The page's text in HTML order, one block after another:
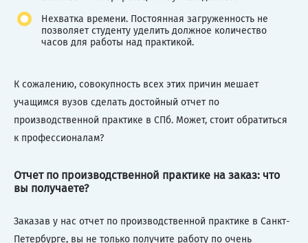
Нехватка времени. Постоянная загруженность не
позволяет студенту уделить должное количество
часов для работы над практикой.
К сожалению, совокупность всех этих причин мешает
учащимся вузов сделать достойный отчет по
производственной практике в СПб. Может, стоит обратиться
к профессионалам?
Отчет по производственной практике на заказ: что
вы получаете?
Заказав у нас отчет по производственной практике в Санкт-
Петербурге, вы не только получите работу по очень